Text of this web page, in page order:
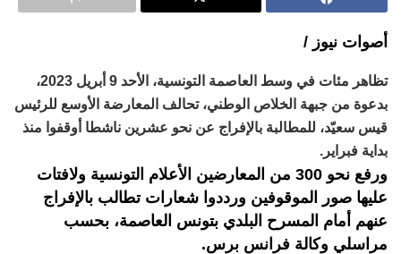
أصوات نيوز /
تظاهر مئات في وسط العاصمة التونسية، الأحد 9 أبريل 2023،
بدعوة من جبهة الخلاص الوطني، تحالف المعارضة الأوسع للرئيس
قيس سعيّد، للمطالبة بالإفراج عن نحو عشرين ناشطا أوقفوا منذ
بداية فبراير.
ورفع نحو 300 من المعارضين الأعلام التونسية ولافتات
عليها صور الموقوفين ورددوا شعارات تطالب بالإفراج
عنهم أمام المسرح البلدي بتونس العاصمة، بحسب
مراسلي وكالة فرانس برس.